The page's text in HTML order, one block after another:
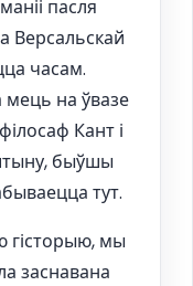
пасля
Версальскай
часам.
мець на ўвазе
Кант і
быўшы
тут.
гісторыю, мы
заснавана